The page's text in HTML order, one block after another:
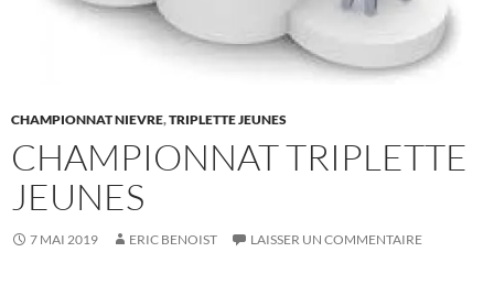
CHAMPIONNAT NIEVRE,TRIPLETTE JEUNES
CHAMPIONNAT TRIPLETTE
JEUNES
7 MAI 2019 ERIC BENOIST LAISSER UN COMMENTAIRE